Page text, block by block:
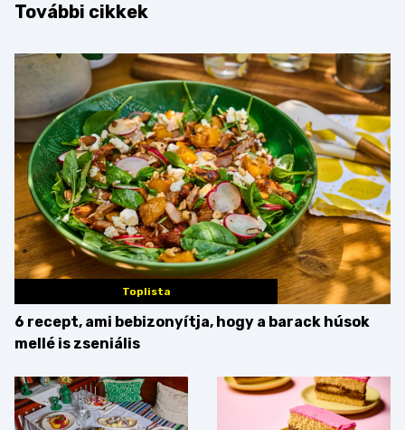
További cikkek
Toplista
6 recept, ami bebizonyítja, hogy a barack húsok
mellé is zseniális